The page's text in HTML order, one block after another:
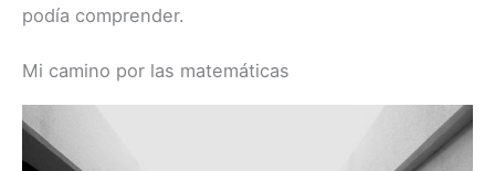
Mi camino por las matemáticas
podía comprender.